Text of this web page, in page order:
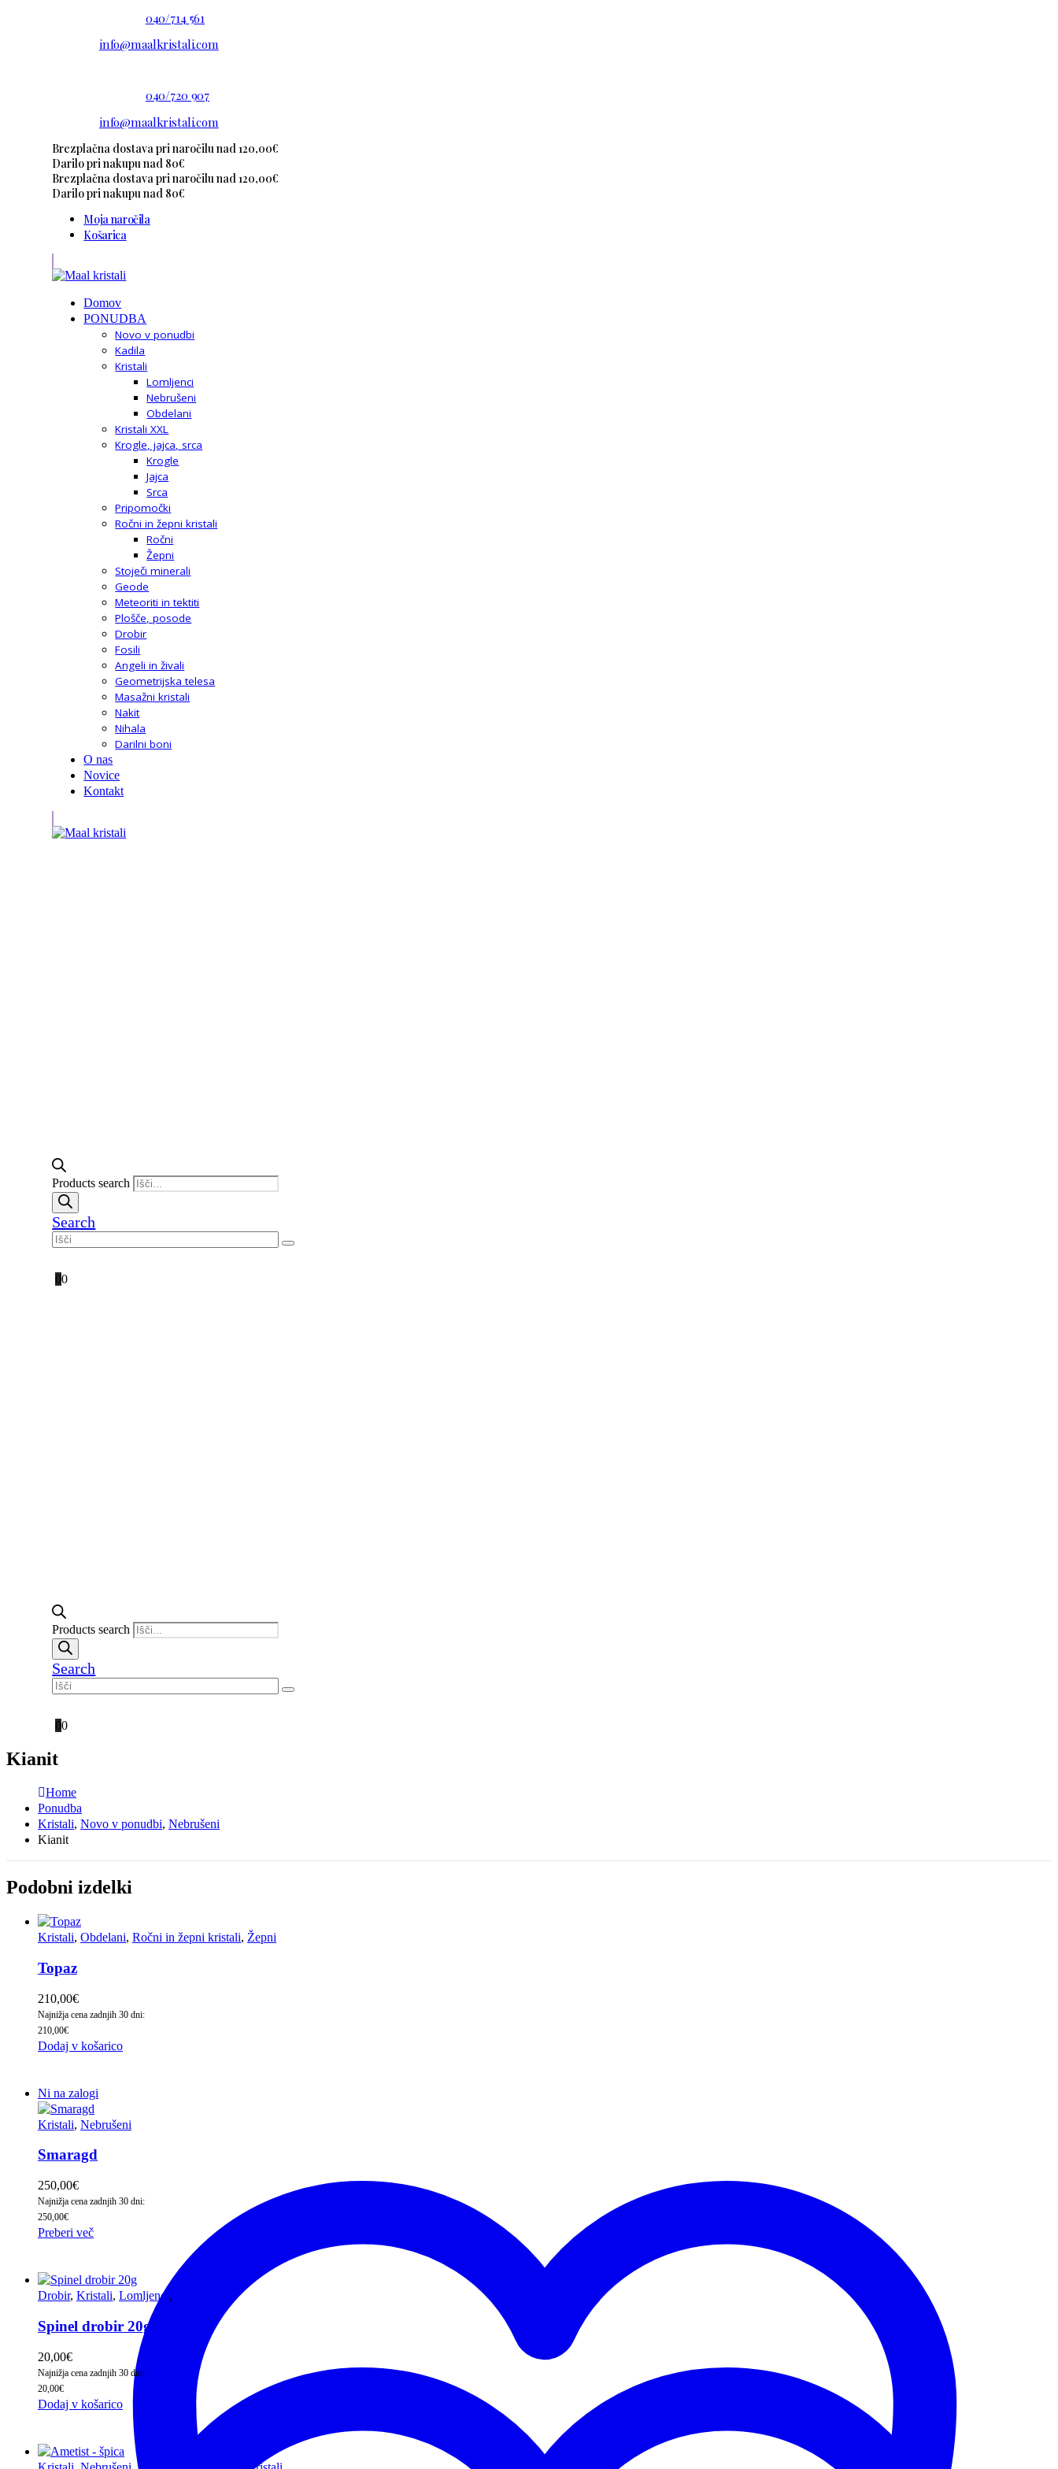
040/714 561
info@maalkristali.com
040/720 907
info@maalkristali.com
Brezplačna dostava pri naročilu nad 120,00€
Darilo pri nakupu nad 80€
Brezplačna dostava pri naročilu nad 120,00€
Darilo pri nakupu nad 80€
Moja naročila
Košarica
Domov
PONUDBA
Novo v ponudbi
Kadila
Kristali
Lomljenci
Nebrušeni
Obdelani
Kristali XXL
Krogle, jajca, srca
Krogle
Jajca
Srca
Pripomočki
Ročni in žepni kristali
Ročni
Žepni
Stoječi minerali
Geode
Meteoriti in tektiti
Plošče, posode
Drobir
Fosili
Angeli in živali
Geometrijska telesa
Masažni kristali
Nakit
Nihala
Darilni boni
O nas
Novice
Kontakt
Products search
Search
00
Products search
Search
00
Kianit
Home
Ponudba
Kristali, Novo v ponudbi, Nebrušeni
Kianit
Podobni izdelki
Kristali, Obdelani, Ročni in žepni kristali, Žepni
Topaz
210,00€
Najnižja cena zadnjih 30 dni:
210,00€
Dodaj v košarico
Ni na zalogi
Kristali, Nebrušeni
Smaragd
250,00€
Najnižja cena zadnjih 30 dni:
250,00€
Preberi več
Drobir, Kristali, Lomljenci ,
Spinel drobir 20g
20,00€
Najnižja cena zadnjih 30 dni:
20,00€
Dodaj v košarico